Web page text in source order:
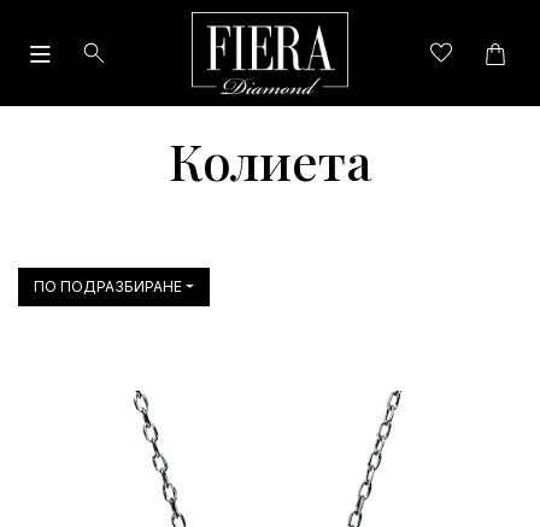
Колиета
ПО ПОДРАЗБИРАНЕ